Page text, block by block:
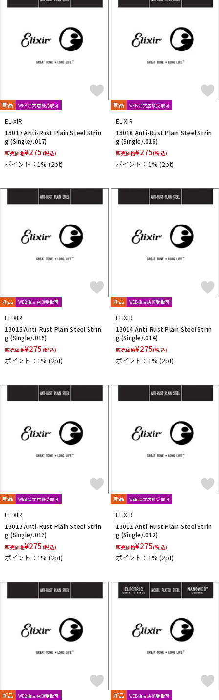
新品 WEB注文店頭受取可
ELIXIR
13017 Anti-Rust Plain Steel Strin
g (Single/.017)
販売価格¥275 (税込)
ポイント：1% (2pt)
新品 WEB注文店頭受取可
ELIXIR
13016 Anti-Rust Plain Steel Strin
g (Single/.016)
販売価格¥275(税込)
ポイント：1%(2pt)
新品 WEB注文店頭受取可
ELIXIR
13015 Anti-Rust Plain Steel Strin
g (Single/.015)
販売価格¥275 (税込)
ポイント：1% (2pt)
新品 WEB注文店頭受取可
ELIXIR
13014 Anti-Rust Plain Steel Strin
g (Single/.014)
販売価格¥275(税込)
ポイント：1%(2pt)
新品 WEB注文店頭受取可
ELIXIR
13013 Anti-Rust Plain Steel Strin
g (Single/.013)
販売価格¥275 (税込)
ポイント：1% (2pt)
新品 WEB注文店頭受取可
ELIXIR
13012 Anti-Rust Plain Steel Strin
g (Single/.012)
販売価格¥275(税込)
ポイント：1%(2pt)
新品 WEB注文店頭受取可 新品 WEB注文店頭受取可